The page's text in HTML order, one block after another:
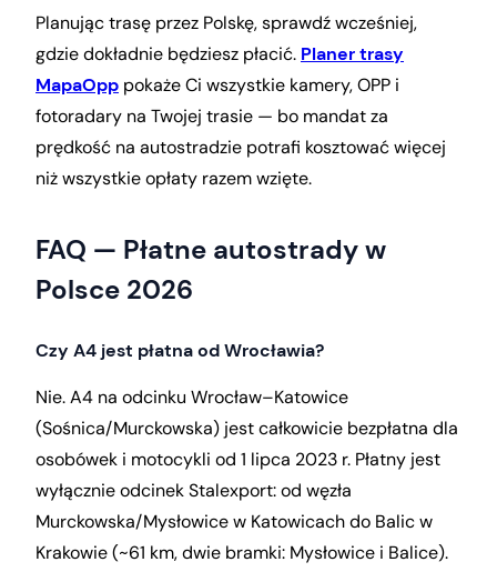
Planując trasę przez Polskę, sprawdź wcześniej,
gdzie dokładnie będziesz płacić. Planer trasy
MapaOpp pokaże Ci wszystkie kamery, OPP i
fotoradary na Twojej trasie — bo mandat za
prędkość na autostradzie potrafi kosztować więcej
niż wszystkie opłaty razem wzięte.
FAQ — Płatne autostrady w
Polsce 2026
Czy A4 jest płatna od Wrocławia?
Nie. A4 na odcinku Wrocław–Katowice
(Sośnica/Murckowska) jest całkowicie bezpłatna dla
osobówek i motocykli od 1 lipca 2023 r. Płatny jest
wyłącznie odcinek Stalexport: od węzła
Murckowska/Mysłowice w Katowicach do Balic w
Krakowie (~61 km, dwie bramki: Mysłowice i Balice).